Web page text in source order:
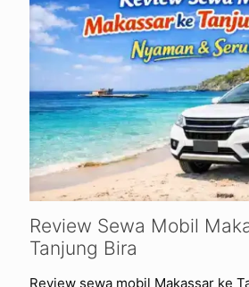
Review Sewa Mobil
Tanjung Bira
Review sewa mobil Makassar ke